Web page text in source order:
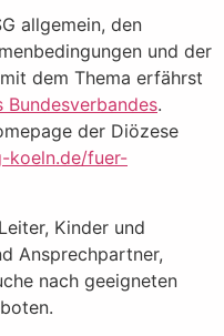
allgemein, den
und der
dem Thema erfährst
Bundesverbandes.
der Diözese
koeln.de/fuer-
Kinder und
Ansprechpartner,
nach geeigneten